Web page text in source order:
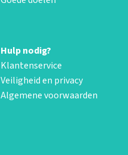
Hulp nodig?
Klantenservice
Veiligheid en privacy
Algemene voorwaarden